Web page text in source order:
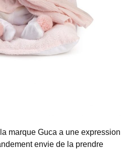
marque Guca a une expression
envie de la prendre